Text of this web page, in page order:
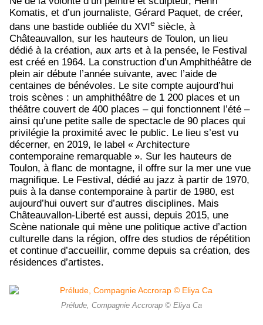
Komatis, et d’un journaliste, Gérard Paquet, de créer,
dans une bastide oubliée du XVI e siècle, à
Châteauvallon, sur les hauteurs de Toulon, un lieu
dédié à la création, aux arts et à la pensée, le Festival
est créé en 1964. La construction d’un Amphithéâtre de
plein air débute l’année suivante, avec l’aide de
centaines de bénévoles. Le site compte aujourd’hui
trois scènes : un amphithéâtre de 1 200 places et un
théâtre couvert de 400 places – qui fonctionnent l’été –
ainsi qu’une petite salle de spectacle de 90 places qui
privilégie la proximité avec le public. Le lieu s’est vu
décerner, en 2019, le label « Architecture
contemporaine remarquable ». Sur les hauteurs de
Toulon, à flanc de montagne, il offre sur la mer une vue
magnifique. Le Festival, dédié au jazz à partir de 1970,
puis à la danse contemporaine à partir de 1980, est
aujourd’hui ouvert sur d’autres disciplines. Mais
Châteauvallon-Liberté est aussi, depuis 2015, une
Scène nationale qui mène une politique active d’action
culturelle dans la région, offre des studios de répétition
et continue d’accueillir, comme depuis sa création, des
résidences d’artistes.
Prélude, Compagnie Accrorap © Eliya Ca